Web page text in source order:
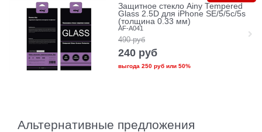
Защитное стекло Ainy Tempered
Glass 2.5D для iPhone SE/5/5c/5s
(толщина 0.33 мм)
AF-A041
490 руб
240 руб
выгода 250 рубили 50%
Альтернативные предложения